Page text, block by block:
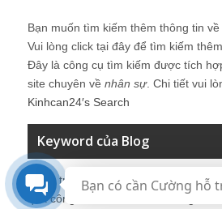
Bạn muốn tìm kiếm thêm thông tin
Vui lòng click tại đây để tìm kiếm
Đây là công cụ tìm kiếm được tích
site chuyên về nhân sự. Chi tiết vui
Kinhcan24′s Search
Keyword của Blog
Quản trị nhân sự, Human
quả công việc, chính sách lương,
Bạn có cần Cường hỗ